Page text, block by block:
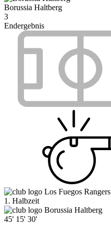
Borussia Haltberg
3
Endergebnis
Los Fuegos Rangers
1. Halbzeit
Borussia Haltberg
45' 15' 30'